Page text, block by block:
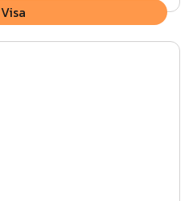
Visa